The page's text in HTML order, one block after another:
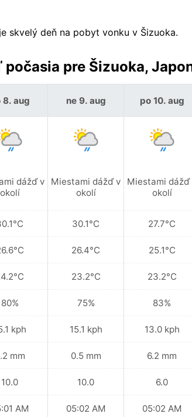
skvelý deň na pobyt vonku v Šizuoka.
počasia pre Šizuoka,
8. aug
dážď v
okolí
80%
kph
mm
10.0
AM
ne 9. aug
Miestami dážď v
okolí
30.1°C
26.4°C
23.2°C
75%
15.1 kph
0.5 mm
10.0
05:02 AM
po 10. aug
Miestami dážď
okolí
27.7°C
25.1°C
23.2°C
83%
13.0 kph
6.2 mm
6.0
05:02 AM